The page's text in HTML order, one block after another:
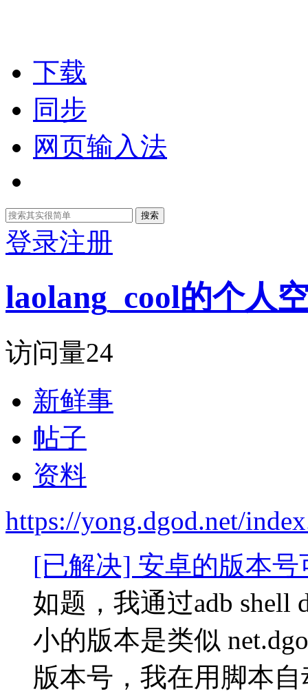
下载
同步
网页输入法
搜索
登录注册
laolang_cool的个人
访问量24
新鲜事
帖子
资料
https://yong.dgod.net/
[已解决] 安卓的版本
如题，我通过adb shell
小的版本是类似
版本号，我在用脚本